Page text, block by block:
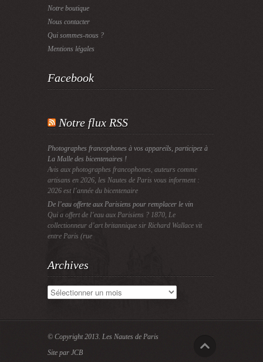
Notre boutique
Nous contacter
Qui sommes-nous ?
Mentions légales
Facebook
Notre flux RSS
Photographes francophones à vos appareils, participez à
La Malle des bicentenaires !
Avis aux photographes francophones, auteurs comme
artisans en 2026, les Nautes de Paris vous informent :
2026 est l’année du bicentenaire
De l’eau offerte aux Parisiens pour remplacer le vin
Qui a offert de l’eau aux Parisiens ? 1870, Le
collectionneur d’art britannique sir Richard Wallace vit
entre Paris (rue
Archives
Archives
© Copyright 2013. Les Nautes de Paris
Site par JCB